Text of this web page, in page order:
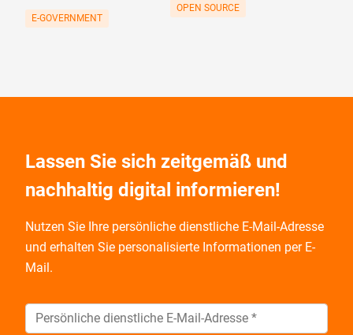
E-GOVERNMENT
OPEN SOURCE
Lassen Sie sich zeitgemäß und
nachhaltig digital informieren!
Nutzen Sie Ihre persönliche dienstliche E-Mail-Adresse
und erhalten Sie personalisierte Informationen per E-
Mail.